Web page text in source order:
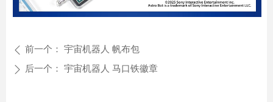
ꄴ 前一个： 宇宙机器人 帆布包
ꄲ 后一个： 宇宙机器人 马口铁徽章